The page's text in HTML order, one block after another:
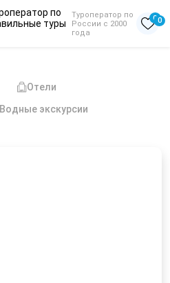
Туроператор по
России с 2000
года
00
Отели
Водные экскурсии